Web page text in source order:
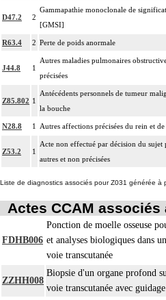
D47.2 2
Gammapathie monoclonale de
[GMSI]
R63.4 2 Perte de poids anormale
J44.8 1
Autres maladies pulmonaires
précisées
Z85.802 1
Antécédents personnels de tumeur
la bouche
N28.8 1 Autres affections précisées du rein et
Z53.2 1
Acte non effectué par décision du sujet
autres et non précisées
Liste de diagnostics associés pour Z031 générée à
Actes CCAM associés
FDHB006
Ponction de moelle osseuse
et analyses biologiques dans
voie transcutanée
ZZHH008
Biopsie d'un organe profond
voie transcutanée avec